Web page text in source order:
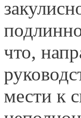
что,
мести к